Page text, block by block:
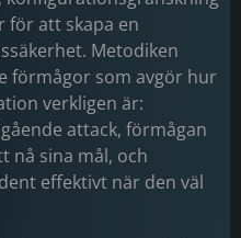
för att skapa en
Metodiken
förmågor som avgör hur
verkligen är:
attack, förmågan
nå sina mål, och
effektivt när den väl